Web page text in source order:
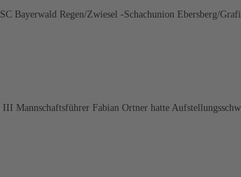
Bayerwald Regen/Zwiesel -Schachunion Ebersberg/
Mannschaftsführer Fabian Ortner hatte